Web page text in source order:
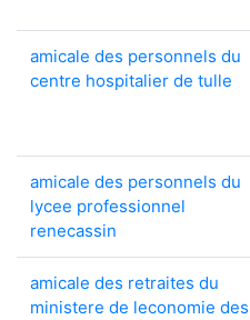
amicale des personnels du
centre hospitalier de tulle
amicale des personnels du
lycee professionnel
renecassin
amicale des retraites du
ministere de leconomie des